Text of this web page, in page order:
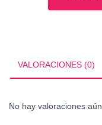
VALORACIONES (0)
No hay valoraciones aún.